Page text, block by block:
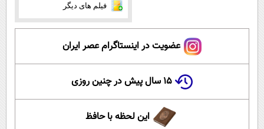
فیلم های دیگر
عضویت در اینستاگرام عصر ایران
۱۵ سال پیش در چنین روزی
این لحظه با حافظ